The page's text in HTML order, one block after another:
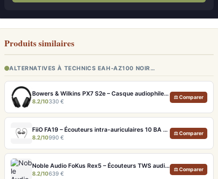
Produits similaires
ALTERNATIVES À TECHNICS EAH-AZ100 NOIR…
Bowers & Wilkins PX7 S2e – Casque audiophile sans fil ANC 30h
8.2/10330 €
⚖ Comparer
FiiO FA19 – Écouteurs intra-auriculaires 10 BA Knowles avec technologie S.Turbo
8.2/10990 €
⚖ Comparer
Noble Audio FoKus Rex5 – Écouteurs TWS audiophiles tribrides
8.2/10639 €
⚖ Comparer